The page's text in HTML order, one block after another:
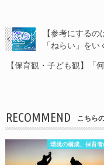
【参考にする
「ねらい」を
【保育観・子ども観】「
RECOMMEND こちら
環境の構成、保育